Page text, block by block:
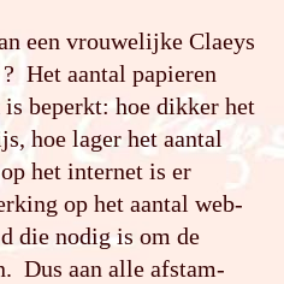
een vrouwelijke Claeys
Het aantal papieren
beperkt: hoe dikker het
hoe lager het aantal
het internet is er
op het aantal web-
die nodig is om de
Dus aan alle af­stam­